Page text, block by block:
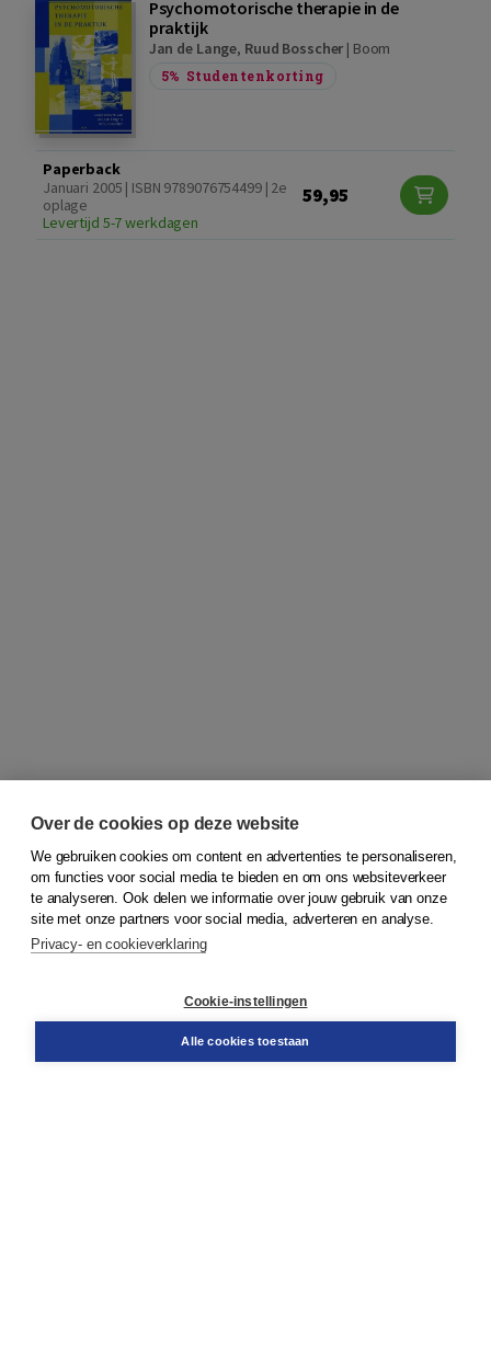
Psychomotorische therapie in de
praktijk
Jan de Lange, Ruud Bosscher | Boom
5% Studentenkorting
Paperback
Januari 2005 | ISBN 9789076754499 | 2e
oplage
Levertijd 5-7 werkdagen
59,95
© 2026Koninklijke Boom uitgevers
Bestellen
Over de cookies op deze website
We gebruiken cookies om content en advertenties te personaliseren,
om functies voor social media te bieden en om ons websiteverkeer
te analyseren. Ook delen we informatie over jouw gebruik van onze
site met onze partners voor social media, adverteren en analyse.
Privacy- en cookieverklaring
Cookie-instellingen
Alle cookies toestaan